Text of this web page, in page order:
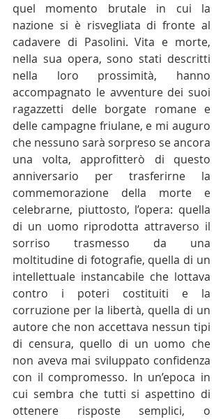
quel momento brutale in cui la
nazione si è risvegliata di fronte al
cadavere di Pasolini. Vita e morte,
nella sua opera, sono stati descritti
nella loro prossimità, hanno
accompagnato le avventure dei suoi
ragazzetti delle borgate romane e
delle campagne friulane, e mi auguro
che nessuno sarà sorpreso se ancora
una volta, approfitterò di questo
anniversario per trasferirne la
commemorazione della morte e
celebrarne, piuttosto, l’opera: quella
di un uomo riprodotta attraverso il
sorriso trasmesso da una
moltitudine di fotografie, quella di un
intellettuale instancabile che lottava
contro i poteri costituiti e la
corruzione per la libertà, quella di un
autore che non accettava nessun tipi
di censura, quello di un uomo che
non aveva mai sviluppato confidenza
con il compromesso. In un’epoca in
cui sembra che tutti si aspettino di
ottenere risposte semplici, o